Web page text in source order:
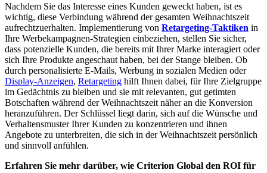
Nachdem Sie das Interesse eines Kunden geweckt haben, ist es
wichtig, diese Verbindung während der gesamten Weihnachtszeit
aufrechtzuerhalten. Implementierung von Retargeting-Taktiken in
Ihre Werbekampagnen-Strategien einbeziehen, stellen Sie sicher,
dass potenzielle Kunden, die bereits mit Ihrer Marke interagiert oder
sich Ihre Produkte angeschaut haben, bei der Stange bleiben. Ob
durch personalisierte E-Mails, Werbung in sozialen Medien oder
Display-Anzeigen, Retargeting hilft Ihnen dabei, für Ihre Zielgruppe
im Gedächtnis zu bleiben und sie mit relevanten, gut getimten
Botschaften während der Weihnachtszeit näher an die Konversion
heranzuführen. Der Schlüssel liegt darin, sich auf die Wünsche und
Verhaltensmuster Ihrer Kunden zu konzentrieren und ihnen
Angebote zu unterbreiten, die sich in der Weihnachtszeit persönlich
und sinnvoll anfühlen.
Erfahren Sie mehr darüber, wie Criterion Global den ROI für